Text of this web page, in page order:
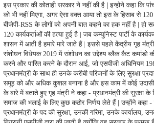
इस प्रकार की कोताही सरकार ने नहीं की है | इन्होने कहा कि
को भी नहीं मिएगा, अगर ऐसा वक्त आया तो इस के हिसाब से
बीजेपी-RSS के लोगों को अपनी बात कहने का हक नहीं है | हो
120 कार्यकर्ताओं की हत्या हुई है | जब कम्युनिस्ट पार्टी के
शासन में आती है हमारे मारे जाते हैं | इससे पहले केंद्रीय गृह
संशोधन विधेयक 2019 में संशोधन का उद्देश्य ब्लैक कैट कमांडो की
करने और पारित करने के दौरान आई, जो एसपीजी अधिनियम
प्रधानमंत्री के साथ ही उनके करीबी परिजनों के लिए सुरक्षा
समूह को और अधिक कुशल बनाना है और इस काम में कोई
के बारे में बताते हुए गृह मंत्री ने कहा - प्रधानमंत्री की
समाज की भलाई के लिए कुछ कठोर निर्णय लेते हैं | उन्होंने कहा -
प्रधानमंत्री के पद की सुरक्षा, उनकी गरिमा, उनके